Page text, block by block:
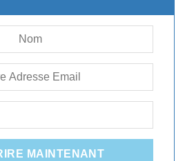
MAINTENANT